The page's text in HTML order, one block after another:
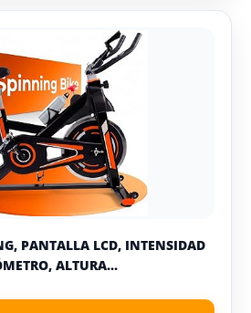
PANTALLA LCD, INTENSIDAD
ALTURA...